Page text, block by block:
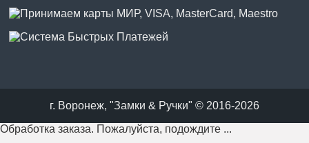
г. Воронеж, "Замки & Ручки" © 2016-2026
Обработка заказа. Пожалуйста, подождите ...